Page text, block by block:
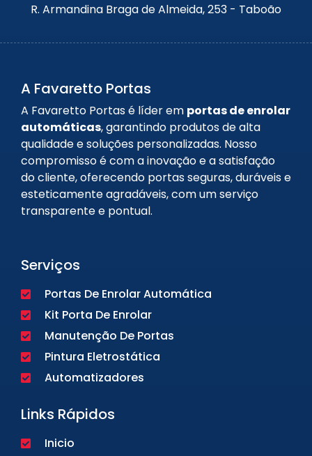
R. Armandina Braga de Almeida, 253 - Taboão
A Favaretto Portas
A Favaretto Portas é líder em portas de enrolar
automáticas, garantindo produtos de alta
qualidade e soluções personalizadas. Nosso
compromisso é com a inovação e a satisfação
do cliente, oferecendo portas seguras, duráveis e
esteticamente agradáveis, com um serviço
transparente e pontual.
Serviços
Portas De Enrolar Automática
Kit Porta De Enrolar
Manutenção De Portas
Pintura Eletrostática
Automatizadores
Links Rápidos
Inicio